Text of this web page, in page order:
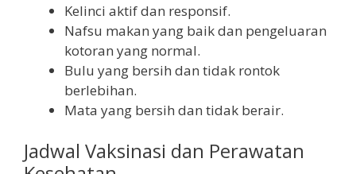
Kelinci aktif dan responsif.
Nafsu makan yang baik dan pengeluaran
kotoran yang normal.
Bulu yang bersih dan tidak rontok
berlebihan.
Mata yang bersih dan tidak berair.
Jadwal Vaksinasi dan Perawatan